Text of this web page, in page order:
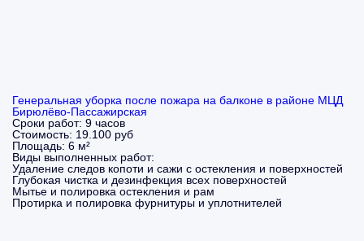
Генеральная уборка после пожара на балконе в районе МЦД
Бирюлёво-Пассажирская
Сроки работ: 9 часов
Стоимость: 19.100 руб
Площадь: 6 м²
Виды выполненных работ:
Удаление следов копоти и сажи с остекления и поверхностей
Глубокая чистка и дезинфекция всех поверхностей
Мытье и полировка остекления и рам
Протирка и полировка фурнитуры и уплотнителей